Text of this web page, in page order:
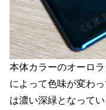
本体カラーのオーロ
によって色味が変わ
は濃い深緑となって